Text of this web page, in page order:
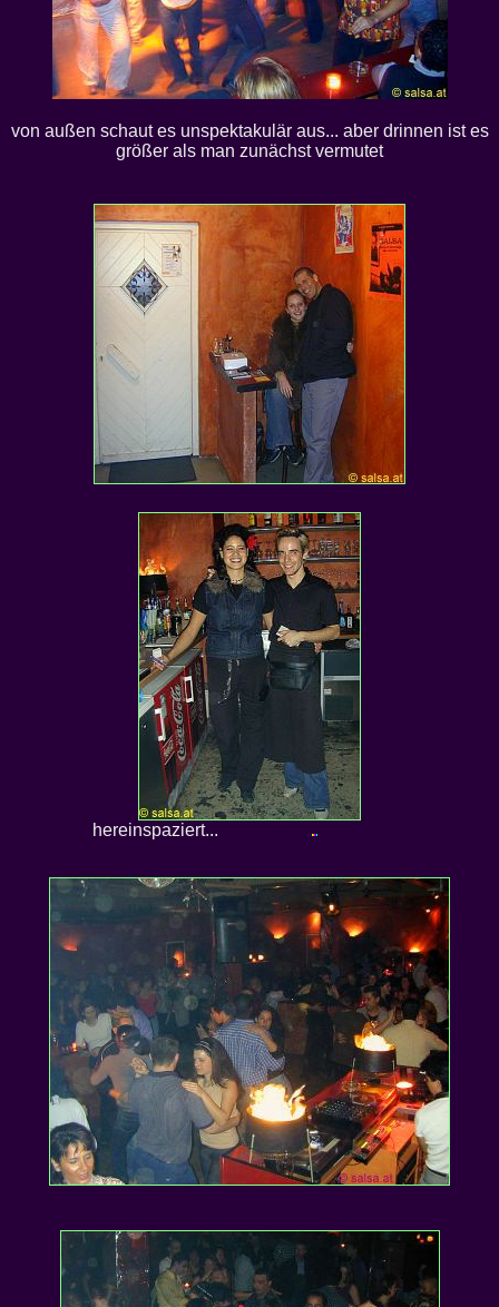
von außen schaut es unspektakulär aus... aber drinnen ist es
größer als man zunächst vermutet
hereinspaziert...